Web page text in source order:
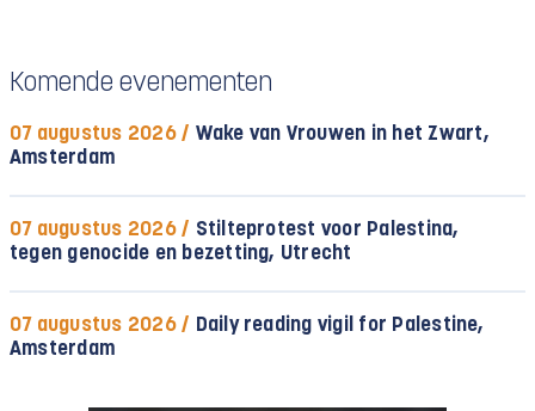
Komende evenementen
07 augustus 2026 / Wake van Vrouwen in het Zwart,
Amsterdam
07 augustus 2026 / Stilteprotest voor Palestina,
tegen genocide en bezetting, Utrecht
07 augustus 2026 / Daily reading vigil for Palestine,
Amsterdam